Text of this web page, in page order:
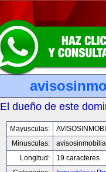
El dueño de este
Mayusculas:
Minusculas:
Longitud:
19 caracteres